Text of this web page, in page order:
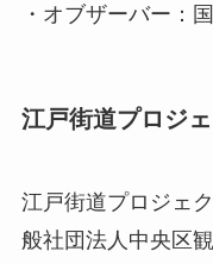
・オブザーバー：
江戸街道プロジ
江戸街道プロジェ
般社団法人中央区